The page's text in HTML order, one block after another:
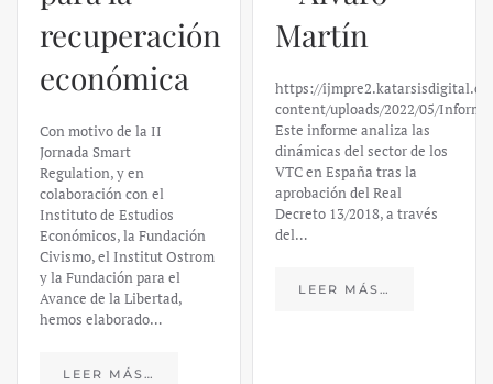
recuperación
económica
Con motivo de la II
Jornada Smart
Regulation, y en
colaboración con el
Instituto de Estudios
Económicos, la Fundación
Civismo, el Institut Ostrom
y la Fundación para el
Avance de la Libertad,
hemos elaborado…
LEER MÁS…
Martín
https://
content/uploads/2022/05/
Este informe analiza las
dinámicas del sector de los
VTC en España tras la
aprobación del Real
Decreto 13/2018, a través
del…
LEER MÁS…